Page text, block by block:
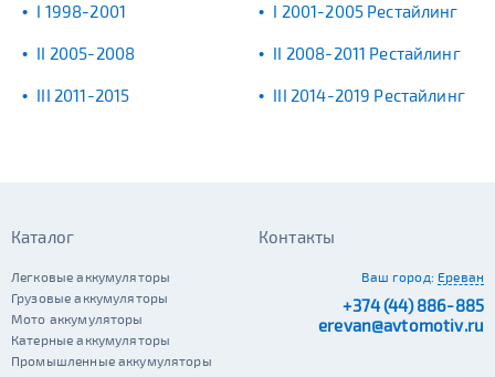
I 1998-2001 I 2001-2005 Рестайлинг
II 2005-2008 II 2008-2011 Рестайлинг
III 2011-2015 III 2014-2019 Рестайлинг
Каталог
Легковые аккумуляторы
Грузовые аккумуляторы
Мото аккумуляторы
Катерные аккумуляторы
Промышленные аккумуляторы
Контакты
Ваш город: Ереван
+374 (44) 886-885
erevan@avtomotiv.ru